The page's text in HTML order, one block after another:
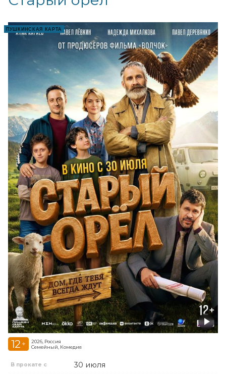
ПУШКИНСКАЯ КАРТА
12 +
2026, Россия
Семейный, Комедия
В прокате с 30 июля